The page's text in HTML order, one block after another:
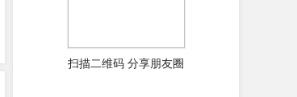
扫描二维码 分享朋友圈